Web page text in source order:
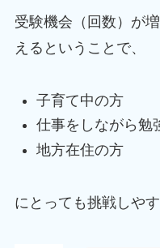
受験機会（回数）が
えるということで、
子育て中の方
仕事をしながら勉
地方在住の方
にとっても挑戦しや